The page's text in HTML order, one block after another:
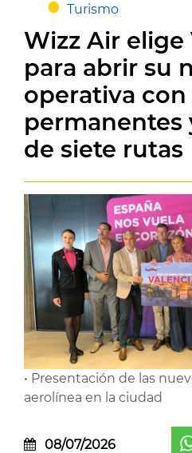
Turismo
Wizz Air elige
para abrir su
operativa
permanentes
de siete rutas
• Presentación de las
aerolínea en la ciudad
08/07/2026